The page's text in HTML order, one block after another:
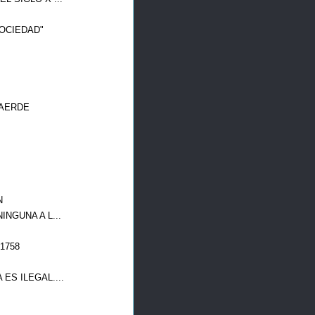
A L...
ES ILEGAL....